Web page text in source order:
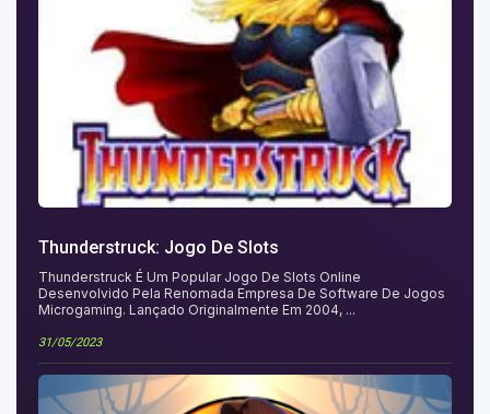
Thunderstruck: Jogo De Slots
Thunderstruck É Um Popular Jogo De Slots Online
Desenvolvido Pela Renomada Empresa De Software De Jogos
Microgaming. Lançado Originalmente Em 2004, ...
31/05/2023